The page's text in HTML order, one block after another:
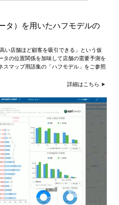
タ）を用いたハフモデルの
い店舗ほど顧客を吸引できる」という仮
タの位置関係を加味して店舗の需要予測を
スマップ用語集の「ハフモデル」をご参照
詳細はこちら